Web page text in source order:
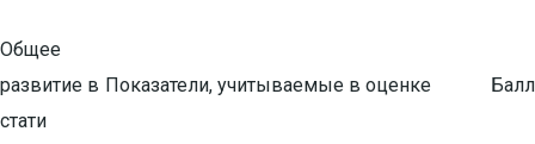
Общее
развитие в
стати
Показатели, учитываемые в оценке Балл